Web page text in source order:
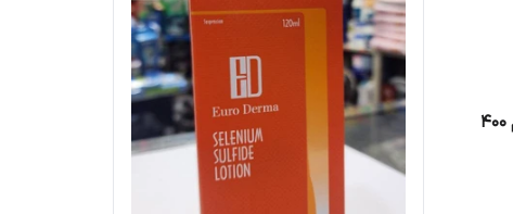
Schauma مدل کلاسیک حجم 400